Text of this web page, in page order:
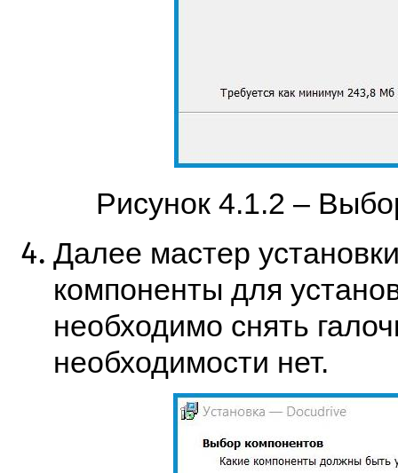
Рисунок 4.1.2 –
Далее мастер
компоненты для
необходимо снять
необходимости нет.